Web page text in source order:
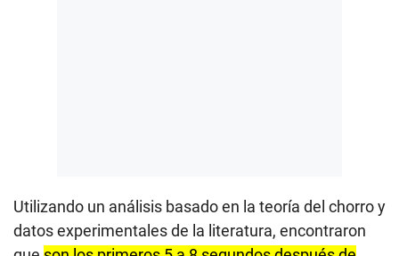
Utilizando un análisis basado en la teoría del chorro y
datos experimentales de la literatura, encontraron